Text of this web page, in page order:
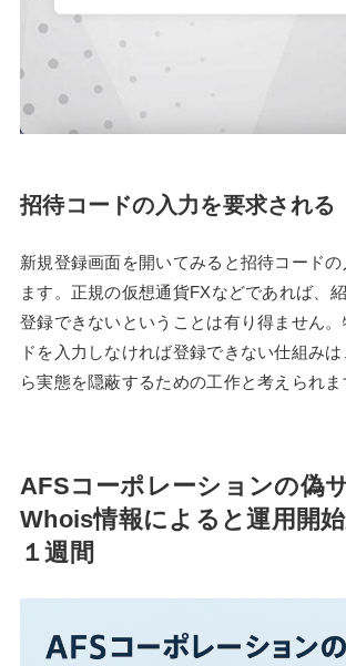
招待コードの入力を要求される
新規登録画面を開いてみると招待コード
ます。正規の仮想通貨FXなどであれば、
登録できないということは有り得ません
ドを入力しなければ登録できない仕組み
ら実態を隠蔽するための工作と考えられま
AFSコーポレーションの偽
Whois情報によると運用開
１週間